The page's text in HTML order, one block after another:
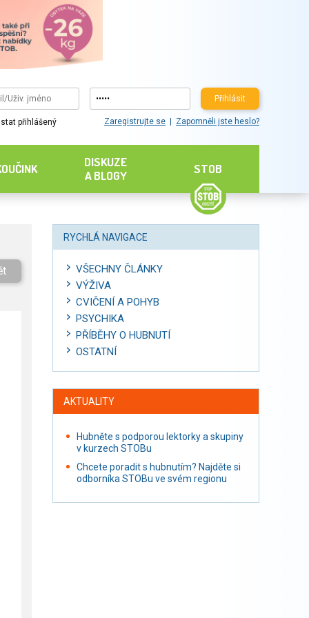
Přihlásit
přihlášený Zaregistrujte se Zapomněli jste heslo?
DISKUZE
A BLOGY
STOB
RYCHLÁ NAVIGACE
VŠECHNY ČLÁNKY
VÝŽIVA
CVIČENÍ A POHYB
PSYCHIKA
PŘÍBĚHY O HUBNUTÍ
OSTATNÍ
AKTUALITY
Hubněte s podporou lektorky a skupiny
v kurzech STOBu
Chcete poradit s hubnutím? Najděte si
odborníka STOBu ve svém regionu